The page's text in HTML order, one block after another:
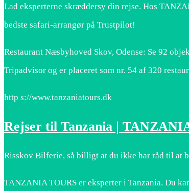
Lad eksperterne skræddersy din rejse. Hos
bedste safari-arrangør på Trustpilot!
Restaurant Næsbyhoved Skov, Odense: Se 92
Tripadvisor og er placeret som nr. 54 af 320
http s://www.tanzaniatours.dk
Rejser til Tanzania |
Risskov Bilferie, så billigt at du ikke har råd til at
TANZANIA TOURS er eksperter i Tanzania. Du